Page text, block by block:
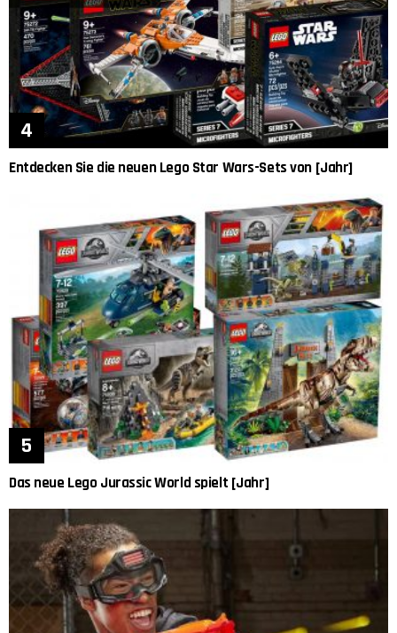
Entdecken Sie die neuen Lego Star Wars-Sets von [Jahr]
Das neue Lego Jurassic World spielt [Jahr]